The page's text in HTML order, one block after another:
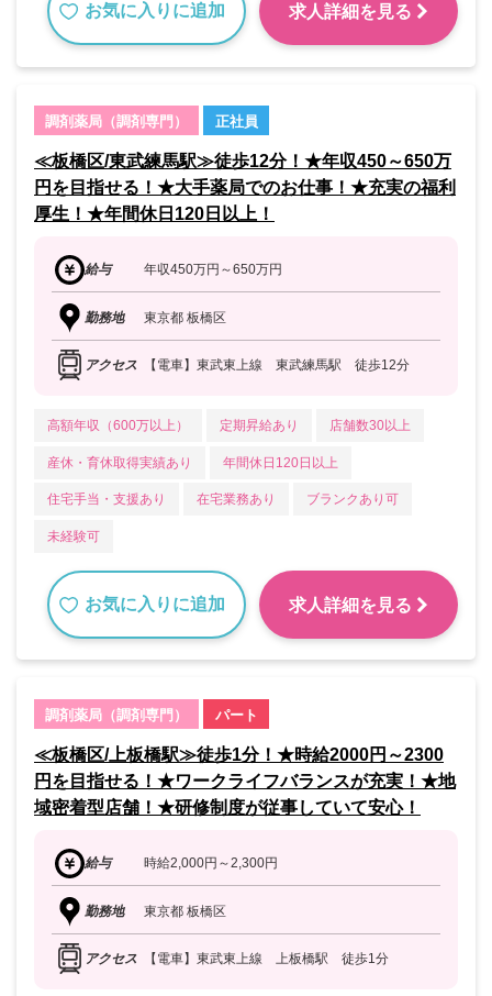
お気に入りに追加 求人詳細を見る
調剤薬局（調剤専門） 正社員
≪板橋区/東武練馬駅≫徒歩12分！★年収450～650万
円を目指せる！★大手薬局でのお仕事！★充実の福利
厚生！★年間休日120日以上！
給与 年収450万円～650万円
勤務地 東京都 板橋区
アクセス 【電車】東武東上線 東武練馬駅 徒歩12分
高額年収（600万以上） 定期昇給あり 店舗数30以上
産休・育休取得実績あり 年間休日120日以上
住宅手当・支援あり 在宅業務あり ブランクあり可
未経験可
お気に入りに追加 求人詳細を見る
調剤薬局（調剤専門） パート
≪板橋区/上板橋駅≫徒歩1分！★時給2000円～2300
円を目指せる！★ワークライフバランスが充実！★地
域密着型店舗！★研修制度が従事していて安心！
給与 時給2,000円～2,300円
勤務地 東京都 板橋区
アクセス 【電車】東武東上線 上板橋駅 徒歩1分